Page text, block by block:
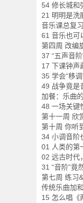
54 修长城和
21 明明是洗
音乐课总复
61 音乐也可
第四周 改编
37 “五声音
17 下课钟声
35 学会“移
49 战争竟是
加餐：乐曲
48 一场关键
第十一周 欣
第十周 你听
34 小调音阶
01 人类的第
02 远古时代
31 “音阶”竟
第七周 练习
传统乐曲加
15 怎么唱《